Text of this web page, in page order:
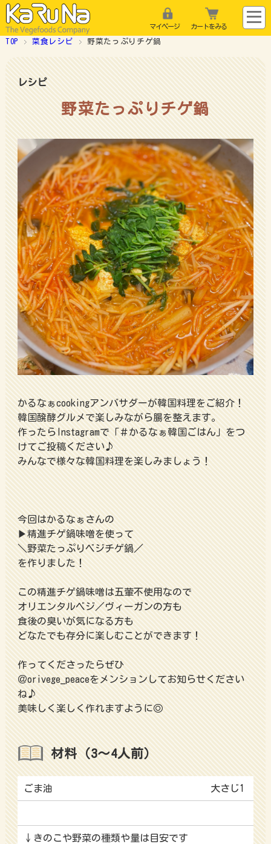
マイページ カートをみる
TOP 菜食レシピ 野菜たっぷりチゲ鍋
レシピ
野菜たっぷりチゲ鍋
かるなぁcookingアンバサダーが韓国料理をご紹介！
韓国醗酵グルメで楽しみながら腸を整えます。
作ったらInstagramで「＃かるなぁ韓国ごはん」をつ
けてご投稿ください♪
みんなで様々な韓国料理を楽しみましょう！
今回はかるなぁさんの
▶精進チゲ鍋味噌を使って
＼野菜たっぷりベジチゲ鍋／
を作りました！
この精進チゲ鍋味噌は五葷不使用なので
オリエンタルベジ／ヴィーガンの方も
食後の臭いが気になる方も
どなたでも存分に楽しむことができます！
作ってくださったらぜひ
＠orivege_peaceをメンションしてお知らせください
ね♪
美味しく楽しく作れますように◎
材料（3～4人前）
ごま油 大さじ1
↓きのこや野菜の種類や量は目安です